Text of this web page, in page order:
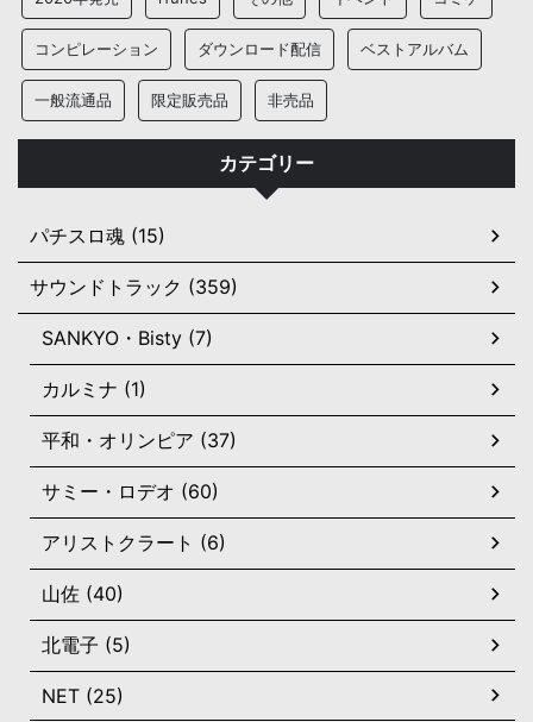
コンピレーション ダウンロード配信 ベストアルバム
一般流通品 限定販売品 非売品
カテゴリー
パチスロ魂 (15)
サウンドトラック (359)
SANKYO・Bisty (7)
カルミナ (1)
平和・オリンピア (37)
サミー・ロデオ (60)
アリストクラート (6)
山佐 (40)
北電子 (5)
NET (25)